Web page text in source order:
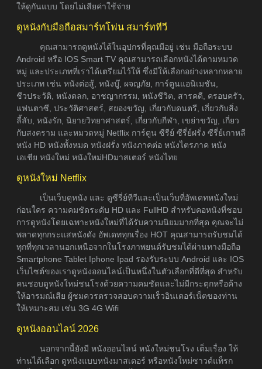
ให้ดูกันแบบ โดยไม่เสียค่าใช้จ่าย
ดูหนังกับมือถือสมาร์ทโฟน สมาร์ททีวี
คุณสามารถดูหนังได้ในอุปกรที่คุณมีอยู่ เช่น มือถือระบบ
Android หรือ IOS Smart TV คุณสามารถเลือกหนังได้ตามหมวด
หมู่ และประเภทที่เราได้เตรียมไว้ให้ ซึ่งมีให้เลือกอย่างหลากหลาย
ประเภท เช่น หนังต่อสู้, หนังบู๊, ผจญภัย, การ์ตูนแอนิเมชัน,
ชีวประวัติ, หนังตลก, อาชญากรรม, หนังชีวิต, สารคดี, ครอบครัว,
แฟนตาซี, ประวัติศาสตร์, สยองขวัญ, เกี่ยวกับดนตรี, เกี่ยวกับสิ่ง
ลี้ลับ, หนังรัก, นิยายวิทยาศาสตร์, เกี่ยวกับกีฬา, เขย่าขวัญ, เกี่ยว
กับสงคราม และหมวดหมู่ Netflix การ์ตูน ซีรีย์ ซีรี่ย์ฝรั่ง ซีรี่ย์เกาหลี
หนัง HD หนังทั้งหมด หนังฝรั่ง หนังภาคต่อ หนังไตรภาค หนัง
เอเชีย หนังใหม่ หนังใหม่HDมาสเตอร์ หนังไทย
ดูหนังใหม่ Netflix
เป็นเว็บดูหนัง และ ดูซีรี่ย์ทีวีและเป็นเว็บที่อัพเดทหนังใหม่
ก่อนใคร ความคมชัดระดับ HD และ FullHD สำหรับคอหนังที่ชอบ
การดูหนังโดยเฉพาะหนังใหม่ที่ได้รับความนิยมมากที่สุด คุณจะไม่
พลาดทุกกระแสหนังดัง อัพเดททุกเรื่อง HOT คุณสามารถรับชมได้
ทุกที่ทุกเวลานอกเหนือจากในโรงภาพยนต์รับชมได้ผ่านทางมือถือ
Smartphone Tablet Iphone Ipad รองรับระบบ Android และ IOS
เว็บไซต์ของเราดูหนังออนไลน์เป็นหนึ่งในตัวเลือกที่ดีที่สุด สำหรับ
คนชอบดูหนังใหม่ชนโรงด้วยความคมชัดและไม่มีกระตุกหรือค้าง
ให้อารมณ์เสีย ผู้ชมควรตรวจสอบความเร็วอินเตอร์เน็ตของท่าน
ให้เหมาะสม เช่น 3G 4G Wifi
ดูหนังออนไลน์ 2026
นอกจากนี้ยังมี หนังออนไลน์ หนังใหม่ชนโรง เต็มเรื่อง ให้
ท่านได้เลือก ดูหนังแบบหนังมาสเตอร์ หรือหนังใหม่ซาวด์แท็รก